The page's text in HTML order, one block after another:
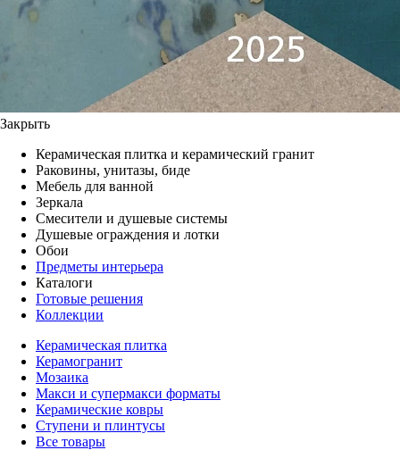
Закрыть
Керамическая плитка и керамический гранит
Раковины, унитазы, биде
Мебель для ванной
Зеркала
Смесители и душевые системы
Душевые ограждения и лотки
Обои
Предметы интерьера
Каталоги
Готовые решения
Коллекции
Керамическая плитка
Керамогранит
Мозаика
Макси и супермакси форматы
Керамические ковры
Ступени и плинтусы
Все товары